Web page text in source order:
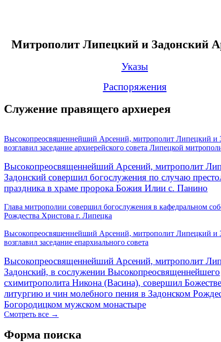
Митрополит Липецкий и Задонский
Указы
Распоряжения
Служение правящего архиерея
Высокопреосвященнейший Арсений, митрополит Липецкий и
возглавил заседание архиерейского совета Липецкой
Высокопреосвященнейший Арсений, митрополит
Задонский совершил богослужения по случаю
праздника в храме пророка Божия Илии с. Панино
Глава митрополии совершил богослужения в кафедральном
Рождества Христова г. Липецка
Высокопреосвященнейший Арсений, митрополит Липецкий и
возглавил заседание епархиального совета
Высокопреосвященнейший Арсений, митрополит
Задонский, в сослужении Высокопреосвященнейшего
схимитрополита Никона (Васина), совершил
литургию и чин молебного пения в Задонском
Богородицком мужском монастыре
Смотреть все →
Форма поиска